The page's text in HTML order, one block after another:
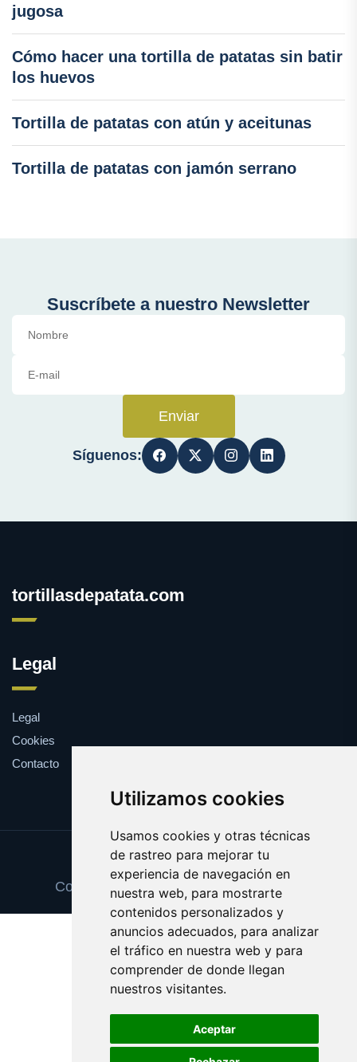
Utilizamos cookies
Usamos cookies y otras técnicas
de rastreo para mejorar tu
experiencia de navegación en
nuestra web, para mostrarte
contenidos personalizados y
anuncios adecuados, para analizar
el tráfico en nuestra web y para
comprender de donde llegan
nuestros visitantes.
Aceptar
jugosa
Cómo hacer una tortilla de patatas sin batir
los huevos
Tortilla de patatas con atún y aceitunas
Tortilla de patatas con jamón serrano
Suscríbete a nuestro Newsletter
Enviar
Síguenos:
tortillasdepatata.com
Legal
Legal
Cookies
Contacto
Update cookies preferences
Copyright © 2025 tortillasdepatata.com